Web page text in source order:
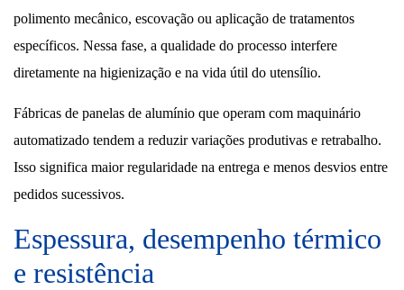
polimento mecânico, escovação ou aplicação de tratamentos
específicos. Nessa fase, a qualidade do processo interfere
diretamente na higienização e na vida útil do utensílio.
Fábricas de panelas de alumínio que operam com maquinário
automatizado tendem a reduzir variações produtivas e retrabalho.
Isso significa maior regularidade na entrega e menos desvios entre
pedidos sucessivos.
Espessura, desempenho térmico
e resistência